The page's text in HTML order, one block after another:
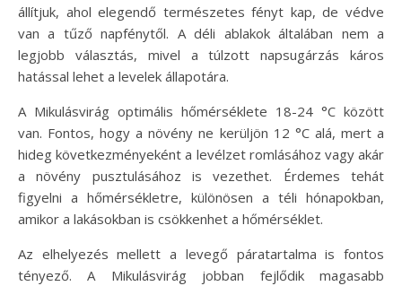
állítjuk, ahol elegendő természetes fényt kap, de védve
van a tűző napfénytől. A déli ablakok általában nem a
legjobb választás, mivel a túlzott napsugárzás káros
hatással lehet a levelek állapotára.
A Mikulásvirág optimális hőmérséklete 18-24 °C között
van. Fontos, hogy a növény ne kerüljön 12 °C alá, mert a
hideg következményeként a levélzet romlásához vagy akár
a növény pusztulásához is vezethet. Érdemes tehát
figyelni a hőmérsékletre, különösen a téli hónapokban,
amikor a lakásokban is csökkenhet a hőmérséklet.
Az elhelyezés mellett a levegő páratartalma is fontos
tényező. A Mikulásvirág jobban fejlődik magasabb